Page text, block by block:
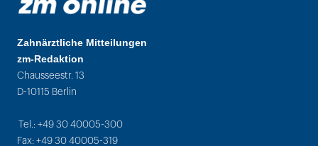
Zahnärztliche Mitteilungen
zm-Redaktion
Chausseestr. 13
D-10115 Berlin
Tel.: +49 30 40005-300
Fax: +49 30 40005-319